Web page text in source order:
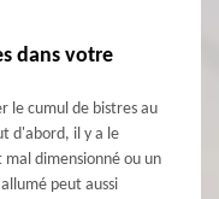
dans votre
le cumul de bistres au
d'abord, il y a le
dimensionné ou un
peut aussi